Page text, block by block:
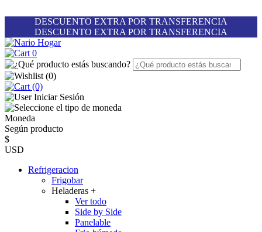
DESCUENTO EXTRA POR TRANSFERENCIA
DESCUENTO EXTRA POR TRANSFERENCIA
0
(0)
(0)
Iniciar Sesión
Moneda
Según producto
$
USD
Refrigeracion
Frigobar
Heladeras +
Ver todo
Side by Side
Panelable